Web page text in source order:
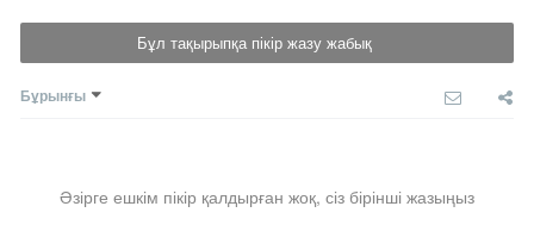
Бұл тақырыпқа пікір жазу жабық
Бұрынғы
Әзірге ешкім пікір қалдырған жоқ, сіз бірінші жазыңыз